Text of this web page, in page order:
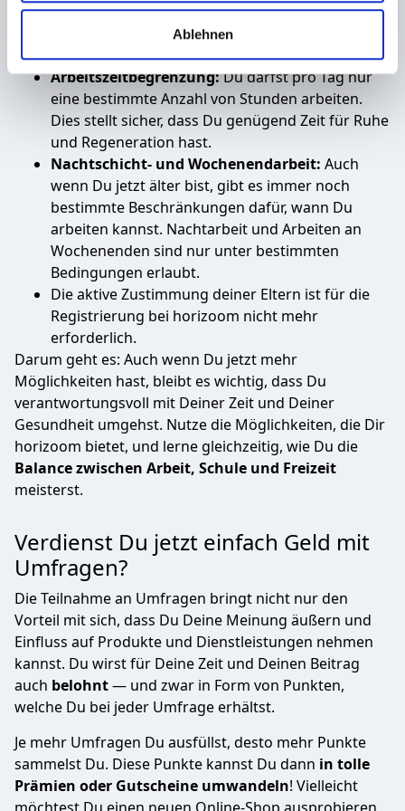
soziale Medien, Werbung und Analysen weiter. Unsere
Partner führen diese Informationen möglicherweise mit
weiteren Daten zusammen, die Sie ihnen bereitgestellt
haben oder die sie im Rahmen Ihrer Nutzung der Dienste
gesammelt haben.
Ablehnen
Bestimmungen, die Dich schützen:
Arbeitszeitbegrenzung:Du darfst pro Tag nur
eine bestimmte Anzahl von Stunden arbeiten.
Dies stellt sicher, dass Du genügend Zeit für Ruhe
und Regeneration hast.
Nachtschicht- und Wochenendarbeit: Auch
wenn Du jetzt älter bist, gibt es immer noch
bestimmte Beschränkungen dafür, wann Du
arbeiten kannst. Nachtarbeit und Arbeiten an
Wochenenden sind nur unter bestimmten
Bedingungen erlaubt.
Die aktive Zustimmung deiner Eltern ist für die
Registrierung bei horizoom nicht mehr
erforderlich.
Darum geht es: Auch wenn Du jetzt mehr
Möglichkeiten hast, bleibt es wichtig, dass Du
verantwortungsvoll mit Deiner Zeit und Deiner
Gesundheit umgehst. Nutze die Möglichkeiten, die Dir
horizoom bietet, und lerne gleichzeitig, wie Du die
Balance zwischen Arbeit, Schule und Freizeit
meisterst.
Verdienst Du jetzt einfach Geld mit
Umfragen?
Die Teilnahme an Umfragen bringt nicht nur den
Vorteil mit sich, dass Du Deine Meinung äußern und
Einfluss auf Produkte und Dienstleistungen nehmen
kannst. Du wirst für Deine Zeit und Deinen Beitrag
auch belohnt— und zwar in Form von Punkten,
welche Du bei jeder Umfrage erhältst.
Je mehr Umfragen Du ausfüllst, desto mehr Punkte
sammelst Du. Diese Punkte kannst Du dann in tolle
Prämien oder Gutscheine umwandeln! Vielleicht
möchtest Du einen neuen Online-Shop ausprobieren